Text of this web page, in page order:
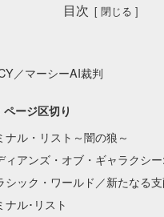
目次
／マーシーAI裁判
ージ区切り
ナル・リスト～闇の狼～
ィアンズ・オブ・ギャラクシ
シック・ワールド／新たなる
ナル･リスト